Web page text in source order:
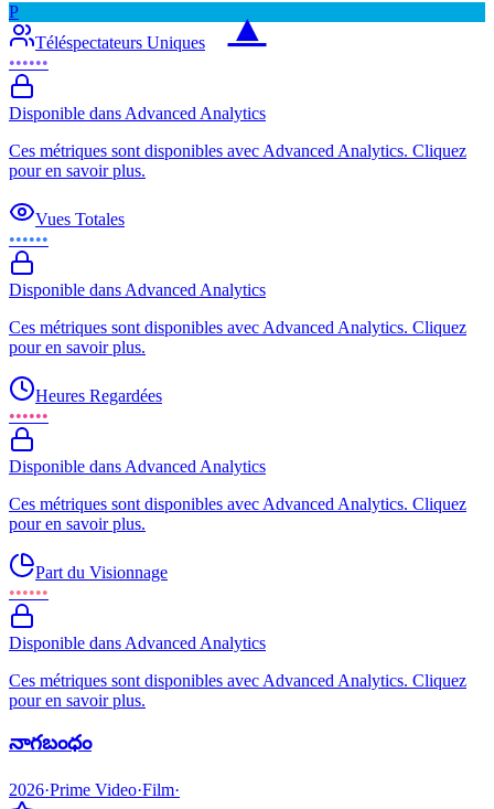
▲
P
Téléspectateurs Uniques
••••••
Disponible dans Advanced Analytics
Ces métriques sont disponibles avec Advanced Analytics. Cliquez
pour en savoir plus.
Vues Totales
••••••
Disponible dans Advanced Analytics
Ces métriques sont disponibles avec Advanced Analytics. Cliquez
pour en savoir plus.
Heures Regardées
••••••
Disponible dans Advanced Analytics
Ces métriques sont disponibles avec Advanced Analytics. Cliquez
pour en savoir plus.
Part du Visionnage
••••••
Disponible dans Advanced Analytics
Ces métriques sont disponibles avec Advanced Analytics. Cliquez
pour en savoir plus.
నాగబంధం
2026·Prime Video·Film·